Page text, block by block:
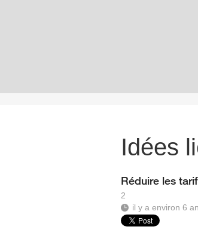
Idées
Réduire les
2
il y a environ 6